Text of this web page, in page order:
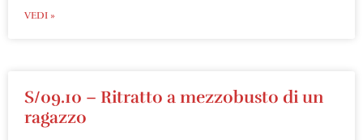
VEDI »
S/09.10 – Ritratto a mezzobusto di un
ragazzo